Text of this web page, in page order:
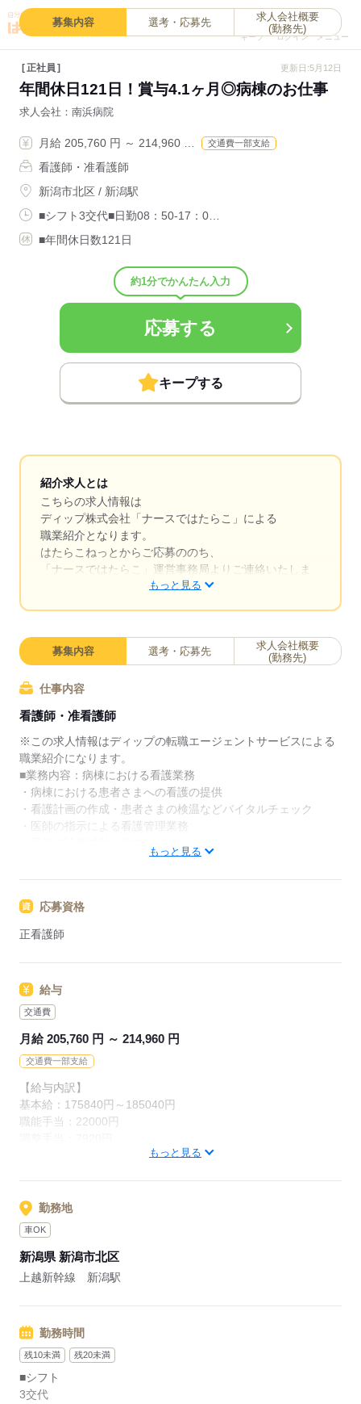
キープ
0
ログイン メニュー
募集内容 選考・応募先
求人会社概要
(勤務先)
正社員 更新日:5月12日
年間休日121日！賞与4.1ヶ月◎病棟のお仕事
求人会社 南浜病院
月給 205,760 円 ～ 214,960 … 交通費一部支給
看護師・准看護師
新潟市北区 / 新潟駅
■シフト3交代■日勤08：50-17：0…
■年間休日数121日
約1分でかんたん入力
応募する
キープする
紹介求人とは
こちらの求人情報は
ディップ株式会社「ナースではたらこ」による
職業紹介となります。
はたらこねっとからご応募ののち、
「ナースではたらこ」運営事務局よりご連絡いたしま
求職中の看護師さんの転職を専任の
キャリアアドバイザーが入職まで無料でサポートいた
日本最大級の求人情報の中からぴったりな求人をご紹
介。
履歴書作成のアドバイスや面接日の調整だけでなく、
お給料、お休み、入職時期の交渉もサポートします。
【もちろん無料】
費用は一切かかりません。
もっと見る
募集内容 選考・応募先
求人会社概要
(勤務先)
仕事内容
看護師・准看護師
※この求人情報はディップの転職エージェントサービスによる
職業紹介になります。
■業務内容：病棟における看護業務
・病棟における患者さまへの看護の提供
・看護計画の作成・患者さまの検温などバイタルチェック
・医師の指示による看護管理業務
・点滴などの処置、入院患者さまのケア
精神科未経験で入職する方が多く、わからないことやつまずく
ポイントは先輩スタッフに相談しやすい環境です。
子育てサポート企業として認定されていて、育児中の方も協力
年間休日は120日以上で夜勤の明け休みを活用し、メリハリを
つけた勤務が可能です！
もっと見る
応募資格
正看護師
給与
交通費
月給 205,760 円 ～ 214,960 円
交通費一部支給
【給与内訳】
基本給：175840円～185040円
職能手当：22000円
※月給には上記手当を一律含みます
もっと見る
勤務地
車OK
新潟県 新潟市北区
上越新幹線 新潟駅
勤務時間
残10未満 残20未満
■シフト
3交代